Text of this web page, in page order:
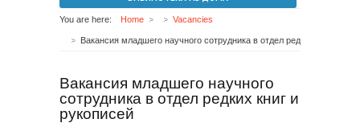
You are here: Home Vacancies
Вакансия младшего научного
сотрудника в отдел редких книг и
рукописей